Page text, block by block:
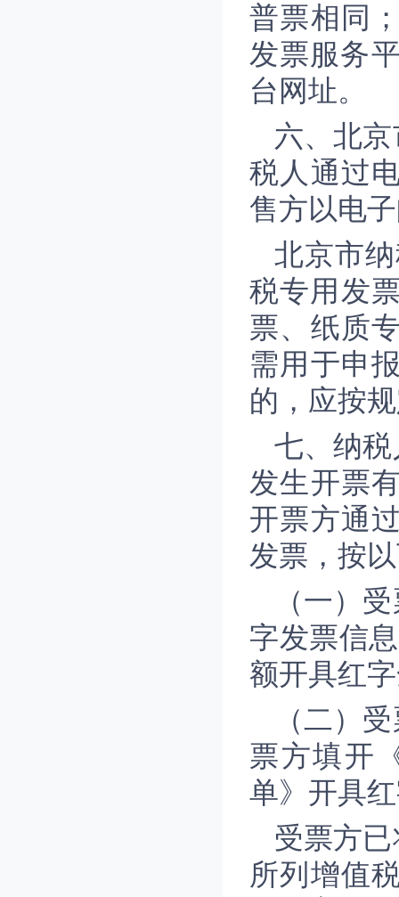
普票相同
发票服务
台网址。
六、北
税人通过
售方以电
北京市
税专用发
票、纸质
需用于申
的，应按
七、纳
发生开票
开票方通
发票，按
（一）
字发票信
额开具红
（二）
票方填开
单》开具
受票方
所列增值